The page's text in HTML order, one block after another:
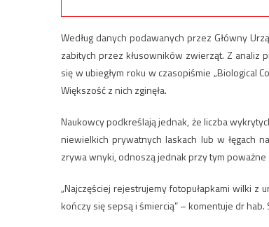
Według danych podawanych przez Główny
zabitych przez kłusowników zwierząt. Z analiz
się w ubiegłym roku w czasopiśmie „Biological
Większość z nich zginęła.
Naukowcy podkreślają jednak, że liczba
niewielkich prywatnych laskach lub w łęgach
zrywa wnyki, odnoszą jednak przy tym poważne
„Najczęściej rejestrujemy fotopułapkami wilki z
kończy się sepsą i śmiercią” – komentuje dr hab.